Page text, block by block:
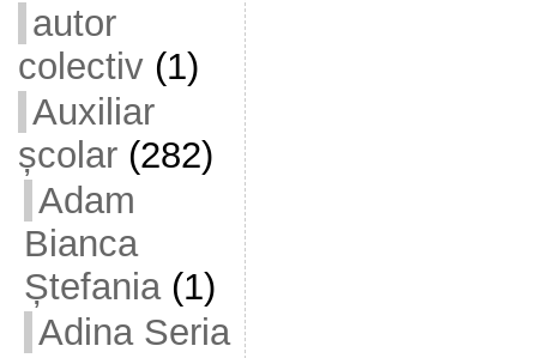
autor
colectiv(1)
Auxiliar
școlar(282)
Adam
Bianca
Ștefania(1)
Adina Seria